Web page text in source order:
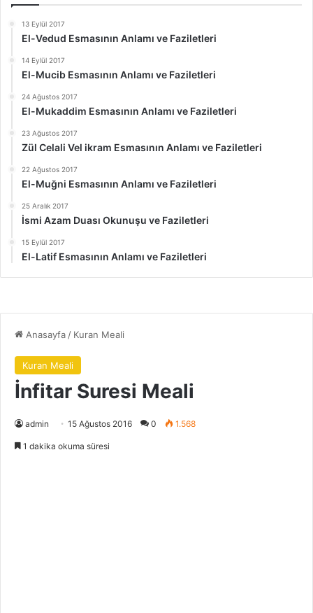
13 Eylül 2017
El-Vedud Esmasının Anlamı ve Faziletleri
14 Eylül 2017
El-Mucib Esmasının Anlamı ve Faziletleri
24 Ağustos 2017
El-Mukaddim Esmasının Anlamı ve Faziletleri
23 Ağustos 2017
Zül Celali Vel ikram Esmasının Anlamı ve Faziletleri
22 Ağustos 2017
El-Muğni Esmasının Anlamı ve Faziletleri
25 Aralık 2017
İsmi Azam Duası Okunuşu ve Faziletleri
15 Eylül 2017
El-Latif Esmasının Anlamı ve Faziletleri